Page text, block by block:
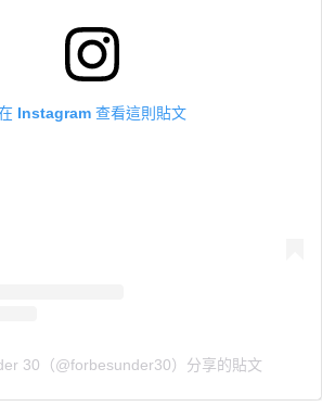
Instagram 查看這則貼文
30（@forbesunder30）分享的貼文